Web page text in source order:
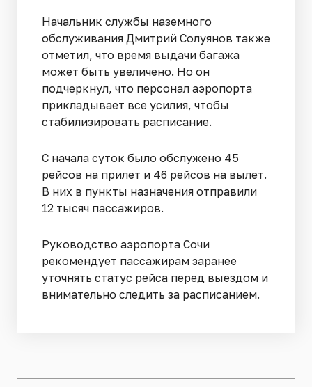
Начальник службы наземного
обслуживания Дмитрий Солуянов также
отметил, что время выдачи багажа
может быть увеличено. Но он
подчеркнул, что персонал аэропорта
прикладывает все усилия, чтобы
стабилизировать расписание.
С начала суток было обслужено 45
рейсов на прилет и 46 рейсов на вылет.
В них в пункты назначения отправили
12 тысяч пассажиров.
Руководство аэропорта Сочи
рекомендует пассажирам заранее
уточнять статус рейса перед выездом и
внимательно следить за расписанием.